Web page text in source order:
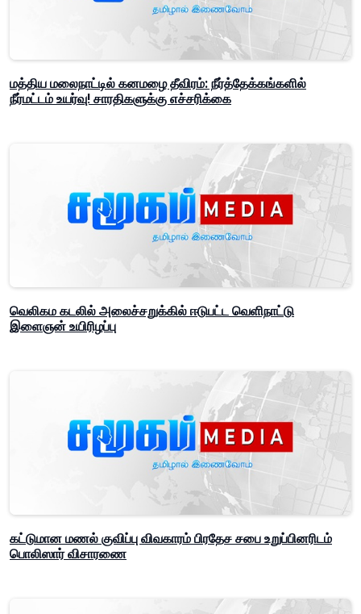
மத்திய மலைநாட்டில் கனமழை தீவிரம்: நீர்த்தேக்கங்களில்
நீர்மட்டம் உயர்வு! சாரதிகளுக்கு எச்சரிக்கை
வெலிகம கடலில் அலைச்சறுக்கில் ஈடுபட்ட வெளிநாட்டு
இளைஞன் உயிரிழப்பு
கட்டுமான மணல் குவிப்பு விவகாரம் பிரதேச சபை உறுப்பினரிடம்
பொலிஸார் விசாரணை